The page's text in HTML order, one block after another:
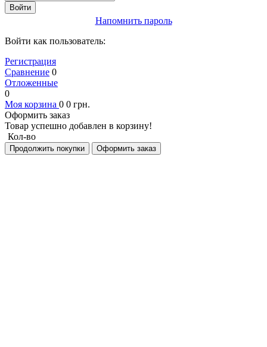
Войти
Напомнить пароль
Войти как пользователь:
Регистрация
Сравнение 0
Отложенные
0
Моя корзина 0 0 грн.
Оформить заказ
Товар успешно добавлен в корзину!
Кол-во
Продолжить покупки Оформить заказ